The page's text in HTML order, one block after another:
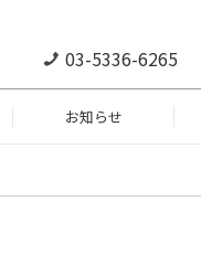
03-5336-6265
お知らせ